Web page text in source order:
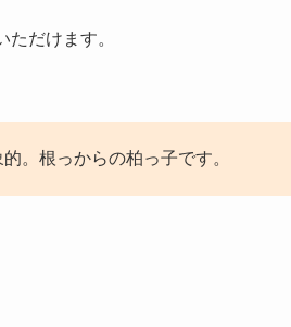
だけます。
。根っからの柏っ子です。